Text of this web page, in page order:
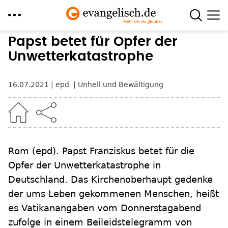
Direkt
zum
Papst betet für Opfer der
Unwetterkatastrophe
16.07.2021 epd Unheil und Bewältigung
Rom (epd). Papst Franziskus betet für die
Opfer der Unwetterkatastrophe in
Deutschland. Das Kirchenoberhaupt gedenke
der ums Leben gekommenen Menschen, heißt
es Vatikanangaben vom Donnerstagabend
zufolge in einem Beileidstelegramm von